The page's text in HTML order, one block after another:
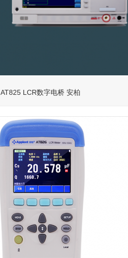
AT825 LCR数字电桥 安柏